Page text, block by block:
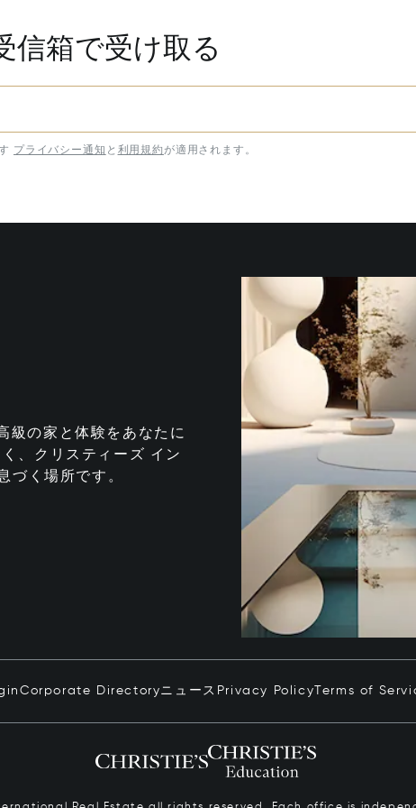
信箱で受け取る
プライバシー通知 と 利用規約が適用されます。
の家と体験をあなたに
、クリスティーズ イン
づく場所です。
Corporate Directoryニュース Privacy PolicyTerms of